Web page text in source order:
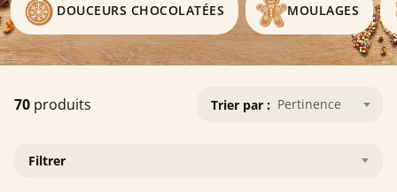
DOUCEURS CHOCOLATÉES MOULAGES
70 produits Trier par : Pertinence
Filtrer